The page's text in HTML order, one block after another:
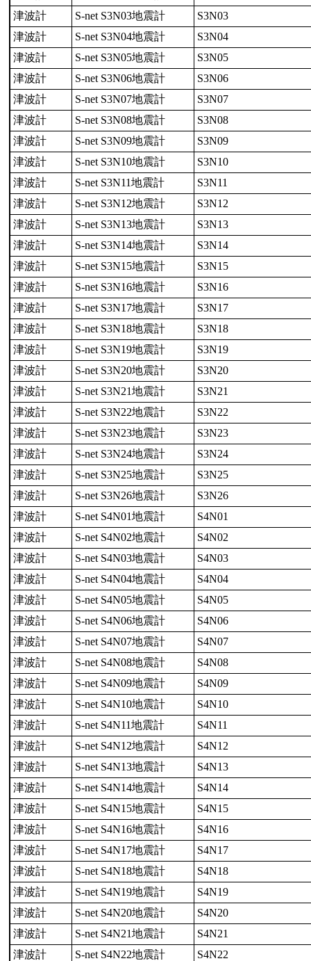
津波計
S-net S3N03地震計
S3N03
津波計
S-net S3N04地震計
S3N04
津波計
S-net S3N05地震計
S3N05
津波計
S-net S3N06地震計
S3N06
津波計
S-net S3N07地震計
S3N07
津波計
S-net S3N08地震計
S3N08
津波計
S-net S3N09地震計
S3N09
津波計
S-net S3N10地震計
S3N10
津波計
S-net S3N11地震計
S3N11
津波計
S-net S3N12地震計
S3N12
津波計
S-net S3N13地震計
S3N13
津波計
S-net S3N14地震計
S3N14
津波計
S-net S3N15地震計
S3N15
津波計
S-net S3N16地震計
S3N16
津波計
S-net S3N17地震計
S3N17
津波計
S-net S3N18地震計
S3N18
津波計
S-net S3N19地震計
S3N19
津波計
S-net S3N20地震計
S3N20
津波計
S-net S3N21地震計
S3N21
津波計
S-net S3N22地震計
S3N22
津波計
S-net S3N23地震計
S3N23
津波計
S-net S3N24地震計
S3N24
津波計
S-net S3N25地震計
S3N25
津波計
S-net S3N26地震計
S3N26
津波計
S-net S4N01地震計
S4N01
津波計
S-net S4N02地震計
S4N02
津波計
S-net S4N03地震計
S4N03
津波計
S-net S4N04地震計
S4N04
津波計
S-net S4N05地震計
S4N05
津波計
S-net S4N06地震計
S4N06
津波計
S-net S4N07地震計
S4N07
津波計
S-net S4N08地震計
S4N08
津波計
S-net S4N09地震計
S4N09
津波計
S-net S4N10地震計
S4N10
津波計
S-net S4N11地震計
S4N11
津波計
S-net S4N12地震計
S4N12
津波計
S-net S4N13地震計
S4N13
津波計
S-net S4N14地震計
S4N14
津波計
S-net S4N15地震計
S4N15
津波計
S-net S4N16地震計
S4N16
津波計
S-net S4N17地震計
S4N17
津波計
S-net S4N18地震計
S4N18
津波計
S-net S4N19地震計
S4N19
津波計
S-net S4N20地震計
S4N20
津波計
S-net S4N21地震計
S4N21
津波計
S-net S4N22地震計
S4N22